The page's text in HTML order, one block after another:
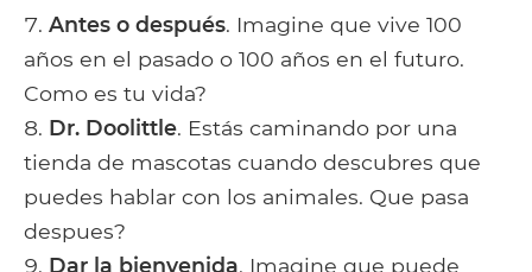
Antes o después. Imagine que vive 100
años en el pasado o 100 años en el futuro.
Como es tu vida?
Dr. Doolittle. Estás caminando por una
tienda de mascotas cuando descubres que
puedes hablar con los animales. Que pasa
despues?
Dar la bienvenida. Imagine que puede